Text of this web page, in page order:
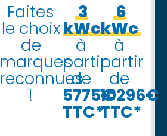
Faites
le choix
de
marques
reconnues
!
3
kWc
à
partir
de
5775€
TTC*
6
kWc
à
partir
de
10296€
TTC*